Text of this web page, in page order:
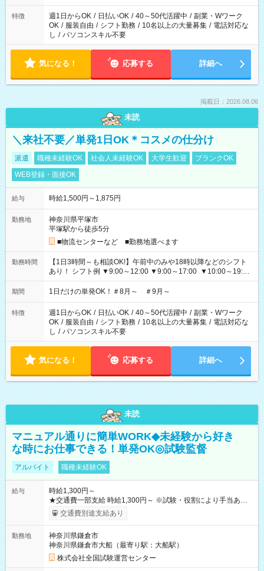
特徴 週1日からOK / 日払いOK / 40～50代活躍中 / 副業・Wワーク
OK / 服装自由 / シフト勤務 / 10名以上の大量募集 / 電話対応な
し / パソコンスキル不要
気になる！ 応募する 詳細へ
掲載日：2026.08.06
未読
＼来社不要／単発1日OK＊コスメの仕分け
派遣 職種未経験OK 社会人未経験OK 大学生歓迎
ブランクOK
WEB登録・面接OK
給与 時給1,500円～1,875円
勤務地
神奈川県平塚市
平塚駅から徒歩5分
■物流センターなど ■勤務地選べます
勤務時間
【1日3時間～も相談OK!】午前中のみや18時以降などのシフト
あり！ シフト例 ▼9:00～12:00 ▼9:00～17:00 ▼10:00～19:00
▼18:00～21:00
期間 1日だけの単発OK！＃8月～ ＃9月～
特徴 週1日からOK / 日払いOK / 40～50代活躍中 / 副業・Wワーク
OK / 服装自由 / シフト勤務 / 10名以上の大量募集 / 電話対応な
し / パソコンスキル不要
気になる！ 応募する 詳細へ
未読
マニュアル通りに簡単WORK◆未経験から好き
な時にお仕事できる！単発OK◎試験監督
アルバイト 職種未経験OK
給与
時給1,300円～
★交通費一部支給 時給1,300円～ ※試験・役割により手当あり
※勤務回数により昇給あり 【即給（前払い）オプションあ
り！】 希望される場合、勤務から1週間ほどで給与の一部を受け
例】 ・河合塾模擬試験 8:30～17:30（休憩1時間） 時給1,300円
×8時間＝日収10,400円＋交通費 ※当日の役割により時給＋100
円の場合あり ・国家試験 7:00～13:30（休憩なし） 時給1,300
円（役割手当＋100円）×6時間＝日収8,400円＋交通費 【試用期
交通費別途支給あり
勤務地
神奈川県鎌倉市
神奈川県鎌倉市大船（最寄り駅：大船駅）
株式会社全国試験運営センター